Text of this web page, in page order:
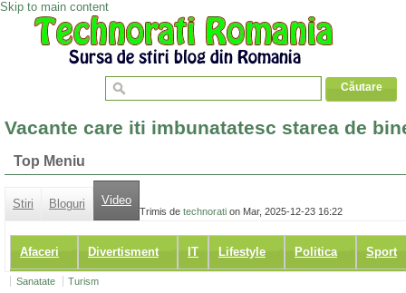
Skip to main content
Vacante care iti imbunatatesc starea de
Top Meniu
Stiri Bloguri Video
Afaceri Divertisment IT Lifestyle Politica Sport
Trimis de technorati on Mar, 2025-12-23 16:22
Sanatate Turism